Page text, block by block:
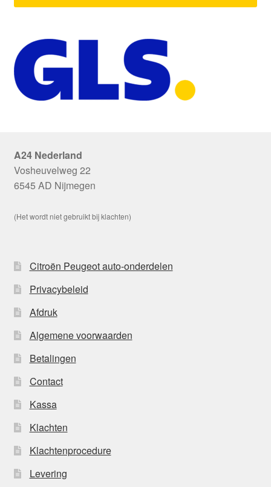
A24 Nederland
Vosheuvelweg 22
6545 AD Nijmegen
(Het wordt niet gebruikt bij klachten)
Citroën Peugeot auto-onderdelen
Privacybeleid
Afdruk
Algemene voorwaarden
Betalingen
Contact
Kassa
Klachten
Klachtenprocedure
Levering